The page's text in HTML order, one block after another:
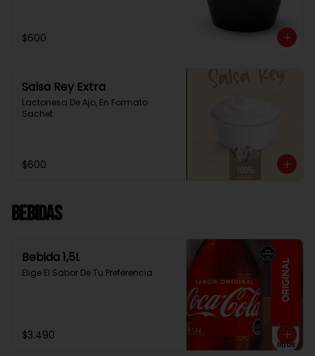
$600
Salsa Rey Extra
Lactonesa De Ajo, En Formato
Sachet
$600
Bebidas
Bebida 1,5L
Elige El Sabor De Tu Preferencia
$3.490